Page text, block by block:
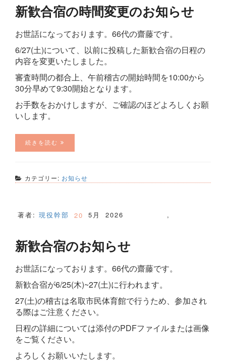
新歓合宿の時間変更のお知らせ
お世話になっております。66代の齋藤です。
6/27(土)について、以前に投稿した新歓合宿の日程の
内容を変更いたしました。
審査時間の都合上、午前稽古の開始時間を10:00から
30分早めて9:30開始となります。
お手数をおかけしますが、ご確認のほどよろしくお願
いします。
続きを読む
カテゴリー: お知らせ
著者: 現役幹部 20 5月 ,
2026
新歓合宿のお知らせ
お世話になっております。66代の齋藤です。
新歓合宿が6/25(木)~27(土)に行われます。
27(土)の稽古は名取市民体育館で行うため、参加され
る際はご注意ください。
日程の詳細については添付のPDFファイルまたは画像
をご覧ください。
よろしくお願いいたします。